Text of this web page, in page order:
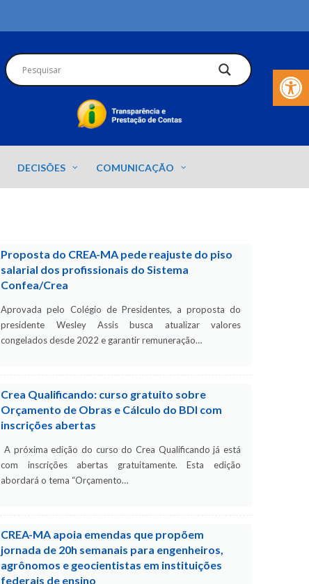
Barra de
DECISÕES COMUNICAÇÃO
Proposta do CREA-MA pede reajuste do piso
salarial dos profissionais do Sistema
Confea/Crea
Aprovada pelo Colégio de Presidentes, a proposta do
presidente Wesley Assis busca atualizar valores
congelados desde 2022 e garantir remuneração…
Crea Qualificando: curso gratuito sobre
Orçamento de Obras e Cálculo do BDI com
inscrições abertas
A próxima edição do curso do Crea Qualificando já está
com inscrições abertas gratuitamente. Esta edição
abordará o tema “Orçamento…
CREA-MA apoia emendas que propõem
jornada de 20h semanais para engenheiros,
agrônomos e geocientistas em instituições
federais de ensino